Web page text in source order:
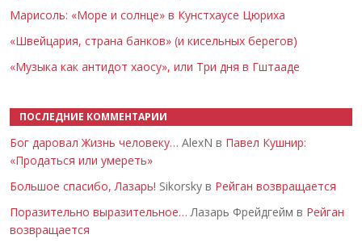
Марисоль: «Море и солнце» в Кунстхаусе Цюриха
«Швейцария, страна банков» (и кисельных берегов)
«Музыка как антидот хаосу», или Три дня в Гштааде
ПОСЛЕДНИЕ КОММЕНТАРИИ
Бог даровал Жизнь человеку… AlexN в Павел Кушнир:
«Продаться или умереть»
Большое спасибо, Лазарь! Sikorsky в Рейган возвращается
Поразительно выразительное… Лазарь Фрейдгейм в Рейган
возвращается